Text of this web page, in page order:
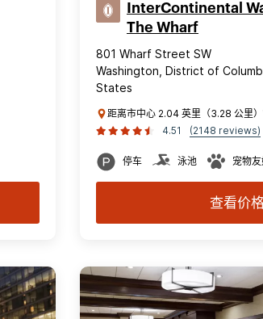
InterContinental
The Wharf
801 Wharf Street SW
Washington, District of
States
距离市中心 2.04 英里（3.28 公里
4.51
(2148 reviews)
停车 泳池 宠物
查看价